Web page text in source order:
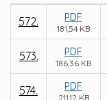
572. PDF
181,54 KB
573. PDF
186,36 KB
574. PDF
211,12 KB